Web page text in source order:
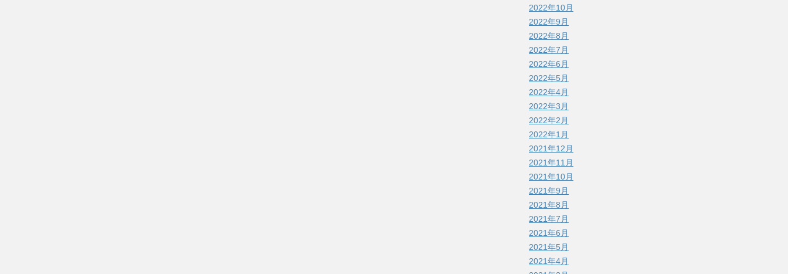
2022年10月
2022年9月
2022年8月
2022年7月
2022年6月
2022年5月
2022年4月
2022年3月
2022年2月
2022年1月
2021年12月
2021年11月
2021年10月
2021年9月
2021年8月
2021年7月
2021年6月
2021年5月
2021年4月